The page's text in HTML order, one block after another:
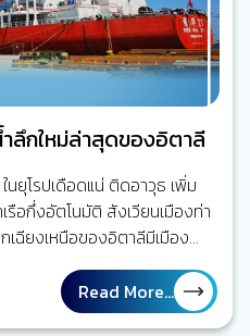
ลึกใหม่ล่าสุดของอิตาลี
นยุโรปเดือดแน่ ติดอาวุธ เพิ่ม
รือกึ่งอัตโนมัติ สังเวียนเมืองท่า
เฉียงเหนือของอิตาลีมีเมือง
และมีท่าเรือที่จัดพื้นที่ 50,000
ม้ล้วน ๆ จึงไม่แปลกหากว่าท่าเรือ
นวยความสะดวกเพื่อรองรับการ
Read More...